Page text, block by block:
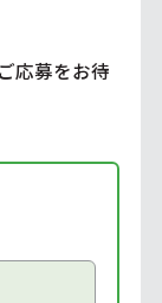
応募をお待